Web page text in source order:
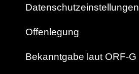
Datenschutzeinstellungen
Offenlegung
Bekanntgabe laut ORF-G